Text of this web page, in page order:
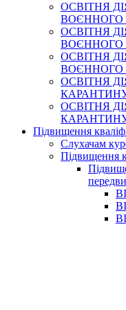
ОСВІТНЯ
ВОЄННОГО
ОСВІТНЯ
ВОЄННОГО
ОСВІТНЯ
ВОЄННОГО
ОСВІТНЯ
КАРАНТИНУ
ОСВІТНЯ
КАРАНТИНУ
Підвищення
Слухачам
Підвищення